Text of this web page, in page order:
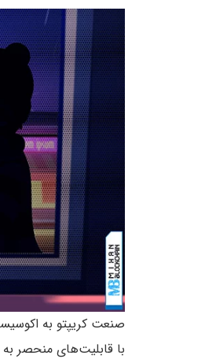
صنعت کریپتو به
با قابلیت‌های منحصر